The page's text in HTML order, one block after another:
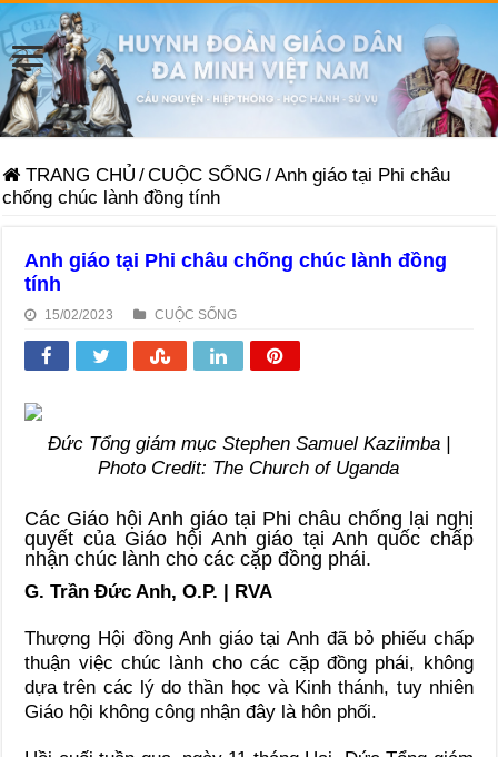
TRANG CHỦ /CUỘC SỐNG /Anh giáo tại Phi châu
chống chúc lành đồng tính
Anh giáo tại Phi châu chống chúc lành đồng
tính
15/02/2023 CUỘC SỐNG
Đức Tổng giám mục Stephen Samuel Kaziimba |
Photo Credit: The Church of Uganda
Các Giáo hội Anh giáo tại Phi châu chống lại nghị
quyết của Giáo hội Anh giáo tại Anh quốc chấp
nhận chúc lành cho các cặp đồng phái.
G. Trần Đức Anh, O.P. | RVA
Thượng Hội đồng Anh giáo tại Anh đã bỏ phiếu chấp
thuận việc chúc lành cho các cặp đồng phái, không
dựa trên các lý do thần học và Kinh thánh, tuy nhiên
Giáo hội không công nhận đây là hôn phối.